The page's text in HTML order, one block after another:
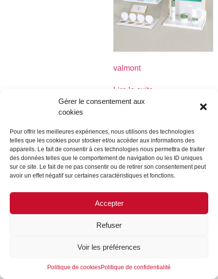
Gérer le consentement aux
cookies
Pour offrir les meilleures expériences, nous utilisons des technologies
telles que les cookies pour stocker et/ou accéder aux informations des
appareils. Le fait de consentir à ces technologies nous permettra de traiter
des données telles que le comportement de navigation ou les ID uniques
sur ce site. Le fait de ne pas consentir ou de retirer son consentement peut
avoir un effet négatif sur certaines caractéristiques et fonctions.
Accepter
Refuser
Voir les préférences
Politique de cookiesPolitique de confidentialité
valmont
Lire la suite
MENTIONS LÉGALES CONTACTEZ-NOUS
REJOIGNEZ-NOUS
SUIVEZ-NOUS
©FORMES & SCULPTURES. 2023